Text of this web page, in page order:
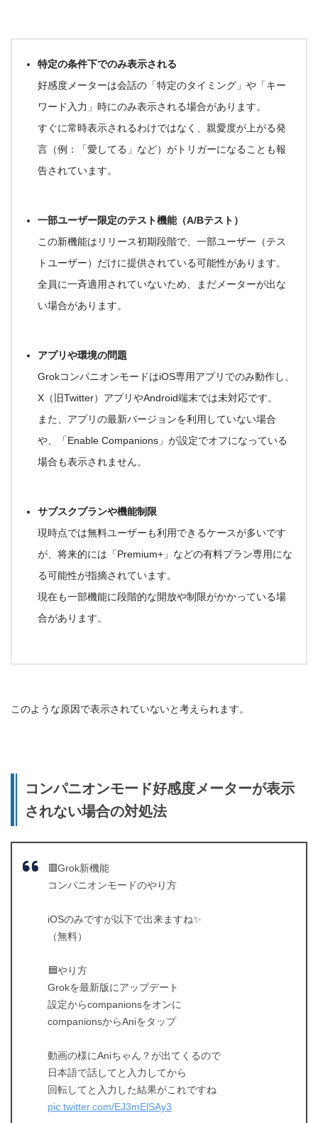
特定の条件下でのみ表示される
好感度メーターは会話の 「特定のタイミング」 や 「キー
ワード入力」 時にのみ表示される場合があります。
すぐに常時表示されるわけではなく、 親愛度が上がる発
言 （例：「愛してる」など）がトリガーになることも報
告されています。
一部ユーザー限定のテスト機能（A/Bテスト）
この新機能はリリース初期段階で、 一部ユーザー（テス
トユーザー）だけに提供されている可能性があります。
全員に一斉適用されていないため、まだメーターが出な
い場合があります。
アプリや環境の問題
GrokコンパニオンモードはiOS専用アプリ でのみ動作し、
X（旧Twitter）アプリやAndroid端末では未対応です。
また、アプリの最新バージョンを利用していない場合
や、
「Enable Companions」 が設定でオフになっている
場合も表示されません。
サブスクプランや機能制限
現時点では無料ユーザーも利用できるケースが多いです
が、将来的には「Premium+」などの有料プラン専用にな
る可能性が指摘されています。
現在も一部機能に段階的な開放や制限がかかっている場
合があります。
このような原因で表示されていないと考えられます。
コンパニオンモード好感度メーターが表示
されない場合の対処法
🟥Grok新機能
コンパニオンモードのやり方
iOSのみですが以下で出来ますね✨
（無料）
🟦やり方
Grokを最新版にアップデート
設定からcompanionsをオンに
companionsからAniをタップ
動画の様にAniちゃん？が出てくるので
日本語で話してと入力してから
回転してと入力した結果がこれですね
pic.twitter.com/EJ3mElSAy3